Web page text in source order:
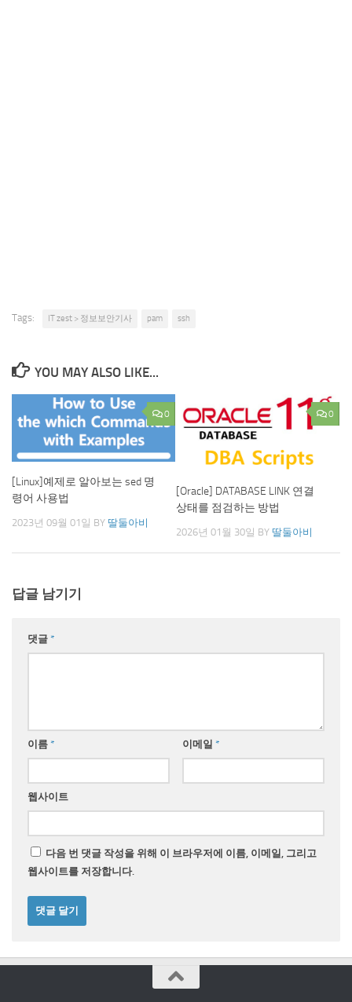
Tags: IT zest > 정보보안기사 pam ssh
YOU MAY ALSO LIKE...
0
[Linux]예제로 알아보는 sed 명
령어 사용법
2023년 09월 01일 BY 딸둘아비
0
[Oracle] DATABASE LINK 연결
상태를 점검하는 방법
2026년 01월 30일 BY 딸둘아비
답글 남기기
댓글 *
이름 * 이메일 *
웹사이트
다음 번 댓글 작성을 위해 이 브라우저에 이름, 이메일, 그리고
웹사이트를 저장합니다.